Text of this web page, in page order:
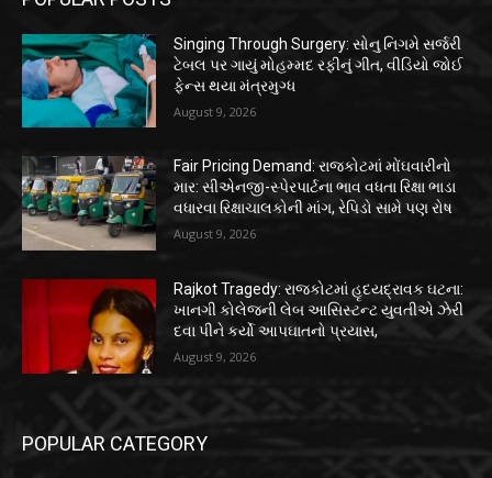
Singing Through Surgery: સોનુ નિગમે સર્જરી
ટેબલ પર ગાયું મોહમ્મદ રફીનું ગીત, વીડિયો જોઈ
ફેન્સ થયા મંત્રમુગ્ધ
August 9, 2026
Fair Pricing Demand: રાજકોટમાં મોંઘવારીનો
માર: સીએનજી-સ્પેરપાર્ટના ભાવ વધતા રિક્ષા ભાડા
વધારવા રિક્ષાચાલકોની માંગ, રેપિડો સામે પણ રોષ
August 9, 2026
Rajkot Tragedy: રાજકોટમાં હૃદયદ્રાવક ઘટના:
ખાનગી કોલેજની લેબ આસિસ્ટન્ટ યુવતીએ ઝેરી
દવા પીને કર્યો આપઘાતનો પ્રયાસ,
August 9, 2026
POPULAR CATEGORY